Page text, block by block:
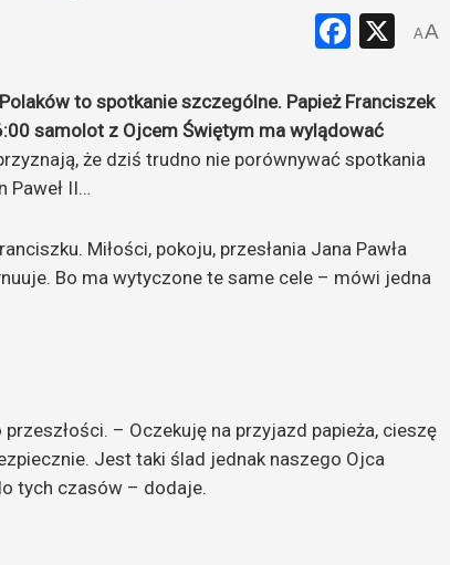
X
AA
to spotkanie szczególne. Papież Franciszek
samolot z Ojcem Świętym ma wylądować
że dziś trudno nie porównywać spotkania
Paweł II…
Miłości, pokoju, przesłania Jana Pawła
Bo ma wytyczone te same cele – mówi jedna
– Oczekuję na przyjazd papieża, cieszę
Jest taki ślad jednak naszego Ojca
tych czasów – dodaje.